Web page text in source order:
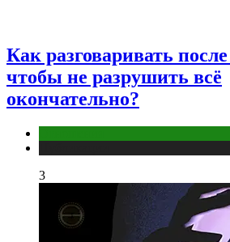
Как разговаривать
чтобы не разрушить всё
окончательно?
3